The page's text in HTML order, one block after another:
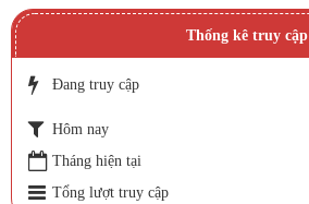
Thống kê truy cập
Đang truy cập
Hôm nay
Tháng hiện tại
Tổng lượt truy cập